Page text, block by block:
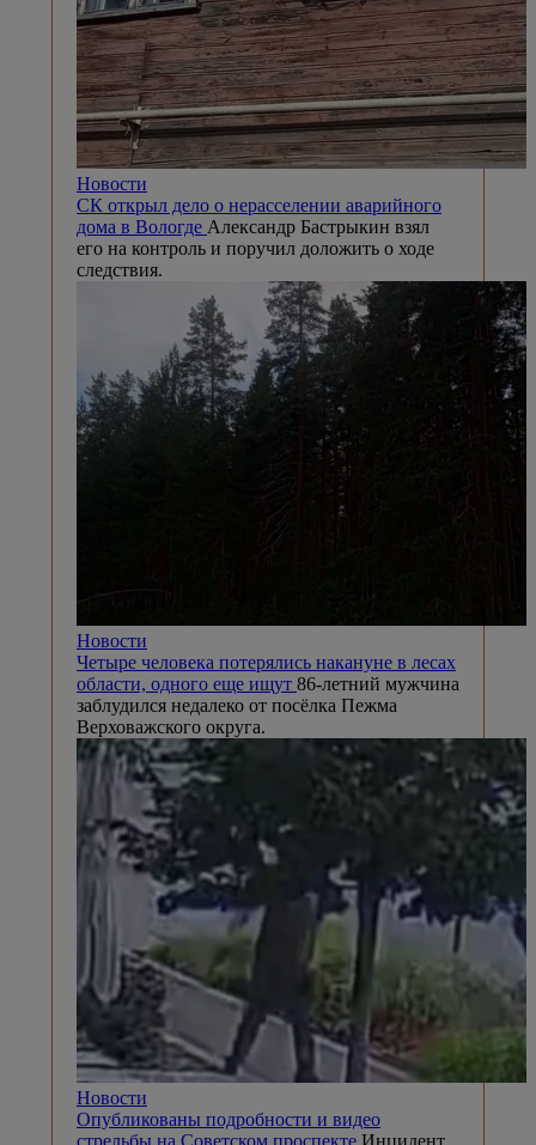
Новости
СК открыл дело о нерасселении аварийного
дома в Вологде Александр Бастрыкин взял
его на контроль и поручил доложить о ходе
следствия.
Новости
Четыре человека потерялись накануне в лесах
области, одного еще ищут 86-летний мужчина
заблудился недалеко от посёлка Пежма
Верховажского округа.
Новости
Опубликованы подробности и видео
стрельбы на Советском проспекте Инцидент